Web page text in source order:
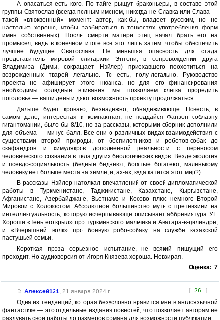
А опасаться есть кого. По тайге рыщут браконьеры, в составе этой
группы Святослав (всегда полным именем, никогда не Славка или Слава —
такой «клюквенный» момент: автор, как-бы, владеет русским, но не
настолько хорошо, чтобы разбираться в тонкостях употребления форм
имен собственных). После смерти матери отец начал брать его на
промысел, ведь в конечном итоге все это лишь затем. чтобы обеспечить
лучшее будущее Святослава. Не меньшая опасность для стада
представитель мировой олигархии Энтони, в сопровождении друга
Владимира (Димы, сокращает Нэйлер) приехавшего поохотиться на
возрожденных тварей легально. То есть, полу-легально. Руководство
проекта не афиширует этого нюанса. но для его финансирования
необходимы солидные вливания: мы позволяем слегка проредить
поголовье — ваши деньги дают возможность проекту продолжаться.
Дальше будет кроваво, безнадежно, обнадеживающе. Повесть, в
самом деле, интересная и компактная, не поддайся Фанзон соблазну
гигантомании, было бы 8/10, но за рассказы, которыми сборник дополнили
для объема — минус балл. Все они о различных видах взаимодействия с
существами второй природы, от беспилотников и роботов-собак до
скафандров и симулякров дополненной реальности с переносом
человеческого сознания в тела других биологических видов. Везде экология
и псевдо-социальность (бедные беднеют, богатые богатеют, маленькому
человеку нет больше места на земле, и, ах-ах, куда катится этот мир?)
В рассказы Нэйлер натолкал впечатлений от своей дипломатической
работы в Туркменистане, Таджикистане, Казахстане, Кыргызстане,
Афганистане, Азербайджане, Вьетнаме и Косово плюс немного Второй
Мировой с Холокостом. Абсолютное большинство муть с претензией на
интеллектуальность, которую исчерпывающе описывает аббревиатура УГ.
Хороши «Тень его крыл» про туркменского мальчика и Аватара-в-цилиндре,
и «Вчерашний волк» про боевую робо-собаку на службе казахской
пастушьей семьи.
Короткая проза серьезное испытание, не всякий пишущий его
проходит. Но аудиоверсия от Игоря Князева хороша. Невзирая.
Оценка: 7
[ 26 ]
Алексей121, 21 января 2024 г.
Одна из тенденций, которая безусловно нравится мне в англоязычной
фантастике — это отдельные издания повестей, что позволяет авторам не
раздувать свои работы до размеров романа для возможности публикации.